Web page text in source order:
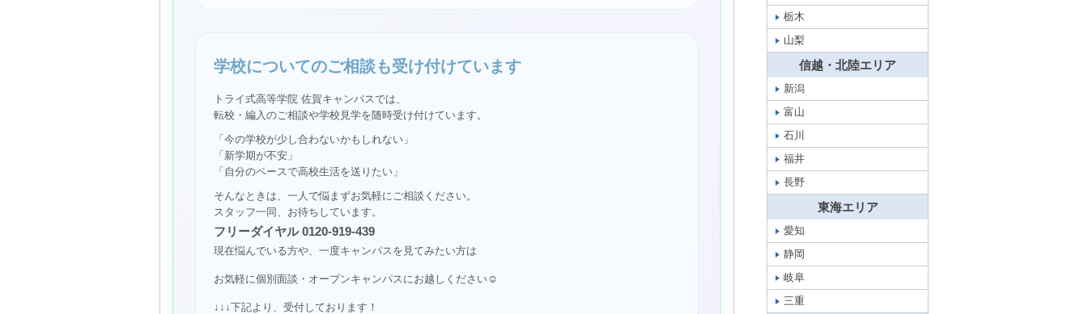
学校についてのご相談も受け付けています
トライ式高等学院 佐賀キャンパスでは、
転校・編入のご相談や学校見学を随時受け付けています。
「今の学校が少し合わないかもしれない」
「新学期が不安」
「自分のペースで高校生活を送りたい」
そんなときは、一人で悩まずお気軽にご相談ください。
スタッフ一同、お待ちしています。
フリーダイヤル 0120-919-439
現在悩んでいる方や、一度キャンパスを見てみたい方は
お気軽に個別面談・オープンキャンパスにお越しください☺
↓↓↓下記より、受付しております！
栃木
山梨
信越・北陸エリア
新潟
富山
石川
福井
長野
東海エリア
愛知
静岡
岐阜
三重